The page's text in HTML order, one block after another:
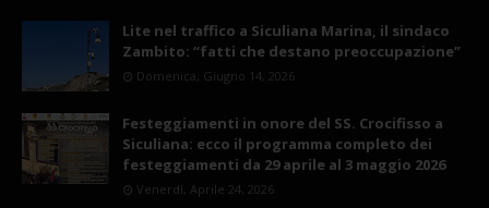
Lite nel traffico a Siculiana Marina, il sindaco
Zambito: “fatti che destano preoccupazione”
Domenica, Giugno 14, 2026
Festeggiamenti in onore del SS. Crocifisso a
Siculiana: ecco il programma completo dei
festeggiamenti da 29 aprile al 3 maggio 2026
Venerdì, Aprile 24, 2026